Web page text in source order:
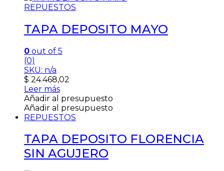
REPUESTOS
TAPA DEPOSITO MAYO
0 out of 5
(0)
SKU: n/a
$ 24.468,02
Leer más
Añadir al presupuesto
Añadir al presupuesto
REPUESTOS
TAPA DEPOSITO FLORENCIA
SIN AGUJERO